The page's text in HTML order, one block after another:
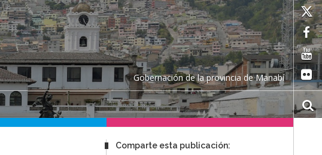
Gobernación de la provincia de Manabí
Comparte esta publicación: